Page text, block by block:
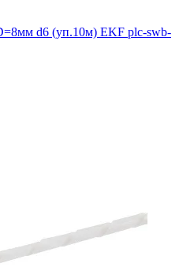
d6 (уп.10м) EKF plc-swb-